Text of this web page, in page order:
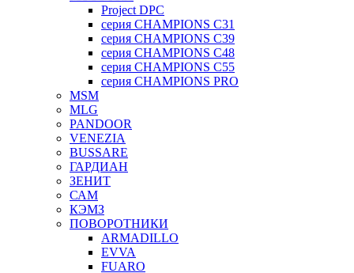
Project DPC
серия CHAMPIONS C31
серия CHAMPIONS C39
серия CHAMPIONS C48
серия CHAMPIONS C55
серия CHAMPIONS PRO
MSM
MLG
PANDOOR
VENEZIA
BUSSARE
ГАРДИАН
ЗЕНИТ
САМ
КЭМЗ
ПОВОРОТНИКИ
ARMADILLO
EVVA
FUARO